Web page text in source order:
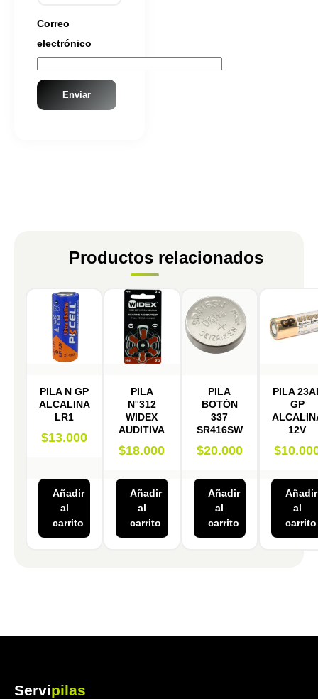
Correo
electrónico
Productos relacionados
PILA N GP
ALCALINA
LR1
$13.000
Añadir
al
carrito
PILA
N°312
WIDEX
AUDITIVA
$18.000
Añadir
al
carrito
PILA
BOTÓN
337
SR416SW
$20.000
Añadir
al
carrito
PILA
GP
12V
$
Añadir
al
carrito
Servipilas